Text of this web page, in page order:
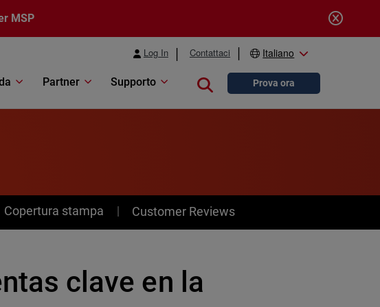
MSP
Log In Contattaci Italiano
Partner Supporto Close searchProva ora
Copertura stampa Customer Reviews
clave en la